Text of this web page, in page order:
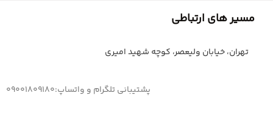
مسیر های ارتباطی
تهران، خیابان ولیعصر، کوچه شهید امیری
پشتیبانی تلگرام و واتساپ:09001809180